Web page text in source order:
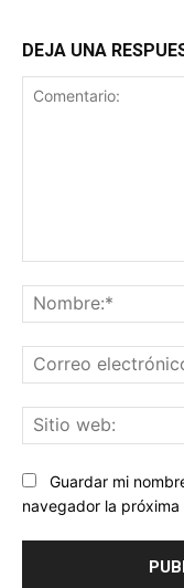
DEJA UNA
Guardar mi
navegador la